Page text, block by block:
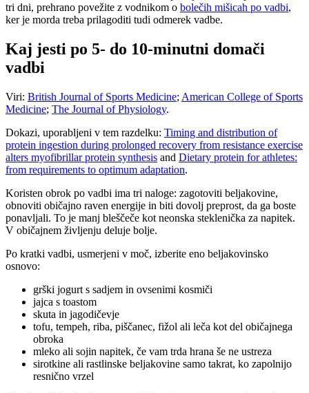
tri dni, prehrano povežite z vodnikom o bolečih mišicah po vadbi,
ker je morda treba prilagoditi tudi odmerek vadbe.
Kaj jesti po 5- do 10-minutni domači
vadbi
Viri: British Journal of Sports Medicine; American College of Sports
Medicine; The Journal of Physiology.
Dokazi, uporabljeni v tem razdelku: Timing and distribution of
protein ingestion during prolonged recovery from resistance exercise
alters myofibrillar protein synthesis and Dietary protein for athletes:
from requirements to optimum adaptation.
Koristen obrok po vadbi ima tri naloge: zagotoviti beljakovine,
obnoviti običajno raven energije in biti dovolj preprost, da ga boste
ponavljali. To je manj bleščeče kot neonska steklenička za napitek.
V običajnem življenju deluje bolje.
Po kratki vadbi, usmerjeni v moč, izberite eno beljakovinsko
osnovo:
grški jogurt s sadjem in ovsenimi kosmiči
jajca s toastom
skuta in jagodičevje
tofu, tempeh, riba, piščanec, fižol ali leča kot del običajnega
obroka
mleko ali sojin napitek, če vam trda hrana še ne ustreza
sirotkine ali rastlinske beljakovine samo takrat, ko zapolnijo
resnično vrzel